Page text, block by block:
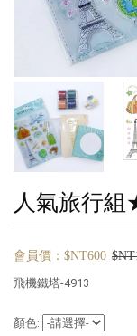
人氣旅行組
會員價：$NT600
飛機鐵塔-4913
顏色: